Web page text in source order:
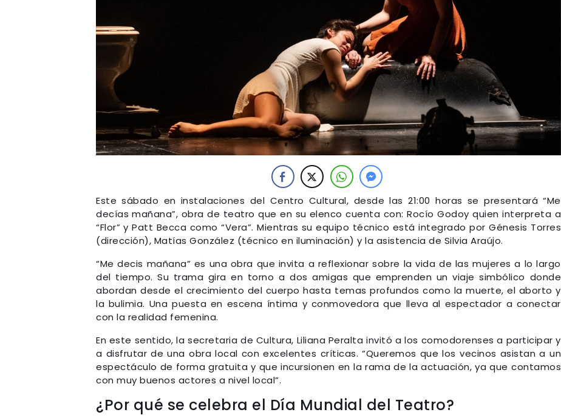
Este sábado en instalaciones del Centro Cultural, desde las 21:00 horas se presentará “Me
decías mañana”, obra de teatro que en su elenco cuenta con: Rocío Godoy quien interpreta a
“Flor” y Patt Becca como “Vera”. Mientras su equipo técnico está integrado por Génesis Torres
(dirección), Matías González (técnico en iluminación) y la asistencia de Silvia Araújo.
“Me decis mañana” es una obra que invita a reflexionar sobre la vida de las mujeres a lo largo
del tiempo. Su trama gira en torno a dos amigas que emprenden un viaje simbólico donde
abordan desde el crecimiento del cuerpo hasta temas profundos como la muerte, el aborto y
la bulimia. Una puesta en escena íntima y conmovedora que lleva al espectador a conectar
con la realidad femenina.
En este sentido, la secretaria de Cultura, Liliana Peralta invitó a los comodorenses a participar y
a disfrutar de una obra local con excelentes críticas. “Queremos que los vecinos asistan a un
espectáculo de forma gratuita y que incursionen en la rama de la actuación, ya que contamos
con muy buenos actores a nivel local”.
¿Por qué se celebra el Día Mundial del Teatro?